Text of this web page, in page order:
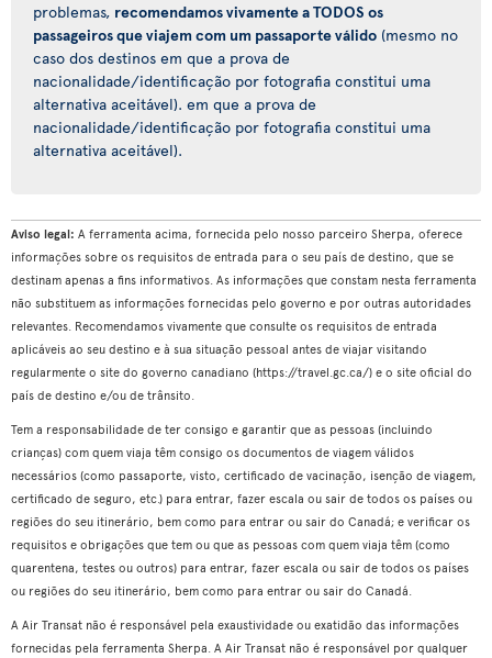
problemas, recomendamos vivamente a TODOS os
passageiros que viajem com um passaporte válido (mesmo no
caso dos destinos em que a prova de
nacionalidade/identificação por fotografia constitui uma
alternativa aceitável). em que a prova de
nacionalidade/identificação por fotografia constitui uma
alternativa aceitável).
Aviso legal: A ferramenta acima, fornecida pelo nosso parceiro Sherpa, oferece
informações sobre os requisitos de entrada para o seu país de destino, que se
destinam apenas a fins informativos. As informações que constam nesta ferramenta
não substituem as informações fornecidas pelo governo e por outras autoridades
relevantes. Recomendamos vivamente que consulte os requisitos de entrada
aplicáveis ao seu destino e à sua situação pessoal antes de viajar visitando
regularmente o site do governo canadiano (https://travel.gc.ca/) e o site oficial do
país de destino e/ou de trânsito.
Tem a responsabilidade de ter consigo e garantir que as pessoas (incluindo
crianças) com quem viaja têm consigo os documentos de viagem válidos
necessários (como passaporte, visto, certificado de vacinação, isenção de viagem,
certificado de seguro, etc.) para entrar, fazer escala ou sair de todos os países ou
regiões do seu itinerário, bem como para entrar ou sair do Canadá; e verificar os
requisitos e obrigações que tem ou que as pessoas com quem viaja têm (como
quarentena, testes ou outros) para entrar, fazer escala ou sair de todos os países
ou regiões do seu itinerário, bem como para entrar ou sair do Canadá.
A Air Transat não é responsável pela exaustividade ou exatidão das informações
fornecidas pela ferramenta Sherpa. A Air Transat não é responsável por qualquer